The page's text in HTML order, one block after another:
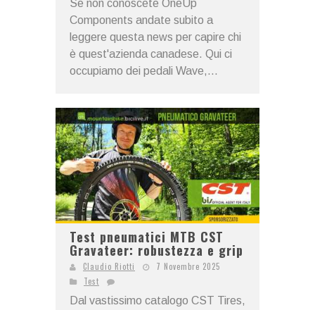
Se non conoscete OneUp
Components andate subito a
leggere questa news per capire chi
è quest'azienda canadese. Qui ci
occupiamo dei pedali Wave,...
Test pneumatici MTB CST
Gravateer: robustezza e grip
Claudio Riotti
7 Novembre 2025
Test
Dal vastissimo catalogo CST Tires,